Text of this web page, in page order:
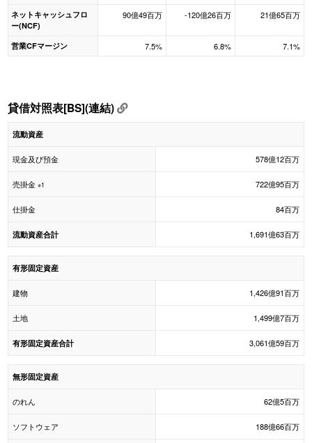
ネットキャッシュフロ
ー(NCF)
90億49百万 -120億26百万 21億65百万
営業CFマージン 7.5% 6.8% 7.1%
貸借対照表[BS](連結)
流動資産
現金及び預金 578億12百万
売掛金 ※1 722億95百万
仕掛金 84百万
流動資産合計 1,691億63百万
有形固定資産
建物 1,426億91百万
土地 1,499億7百万
有形固定資産合計 3,061億59百万
無形固定資産
のれん 62億5百万
ソフトウェア 188億66百万